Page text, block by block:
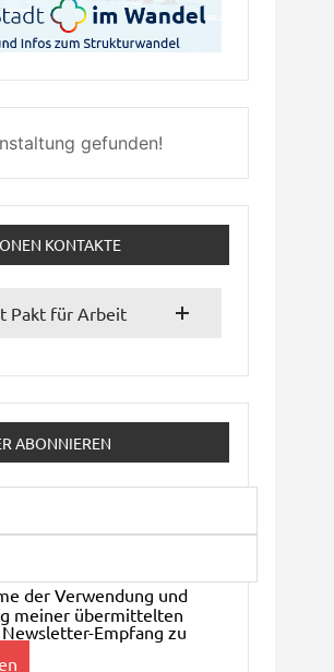
gefunden!
KONTAKTE
Pakt für Arbeit
ABONNIEREN
der Verwendung und
meiner übermittelten
Empfang zu